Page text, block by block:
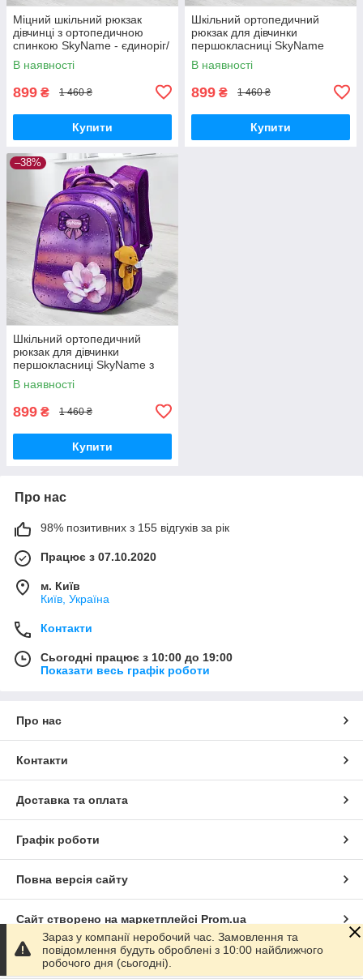
Міцний шкільний рюкзак
дівчинці з ортопедичною
спинкою SkyName - єдиноріг/
Водонепроникний червоний
портфель для школи 1-4 клас
В наявності
899 ₴ 1 460 ₴
Купити
Шкільний ортопедичний
рюкзак для дівчинки
першокласниці SkyName
рожевий з собачкою/
Водонепроникний портфель
В наявності
899 ₴ 1 460 ₴
Купити
–38%
Шкільний ортопедичний
рюкзак для дівчинки
першокласниці SkyName з
квіткою/ Маленький
водонепроникний портфель
В наявності
899 ₴ 1 460 ₴
Купити
Про нас
98% позитивних з 155 відгуків за рік
Працює з 07.10.2020
м. Київ
Київ, Україна
Контакти
Сьогодні працює з 10:00 до 19:00
Показати весь графік роботи
Про нас
Контакти
Доставка та оплата
Графік роботи
Повна версія сайту
Сайт створено на маркетплейсі Prom.ua
Політика конфіденційності
Зараз у компанії неробочий час. Замовлення та
повідомлення будуть оброблені з 10:00 найближчого
робочого дня (сьогодні).